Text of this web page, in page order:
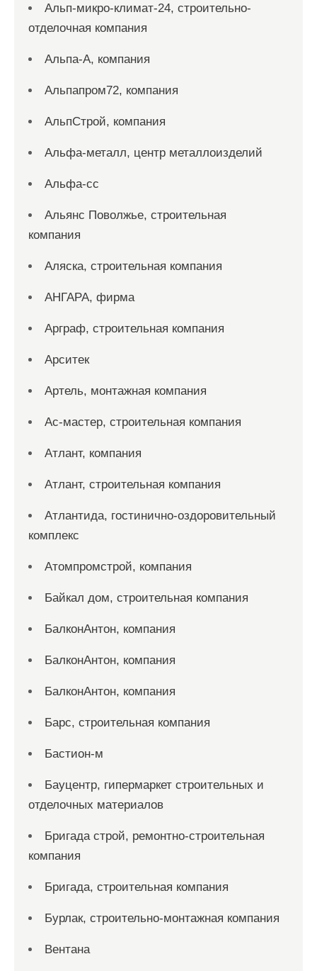
Альп-микро-климат-24, строительно-
отделочная компания
Альпа-А, компания
Альпапром72, компания
АльпСтрой, компания
Альфа-металл, центр металлоизделий
Альфа-сс
Альянс Поволжье, строительная
компания
Аляска, строительная компания
АНГАРА, фирма
Арграф, строительная компания
Арситек
Артель, монтажная компания
Ас-мастер, строительная компания
Атлант, компания
Атлант, строительная компания
Атлантида, гостинично-оздоровительный
комплекс
Атомпромстрой, компания
Байкал дом, строительная компания
БалконАнтон, компания
БалконАнтон, компания
БалконАнтон, компания
Барс, строительная компания
Бастион-м
Бауцентр, гипермаркет строительных и
отделочных материалов
Бригада строй, ремонтно-строительная
компания
Бригада, строительная компания
Бурлак, строительно-монтажная компания
Вентана